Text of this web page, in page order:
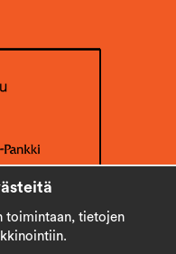
toimintaan, tietojen